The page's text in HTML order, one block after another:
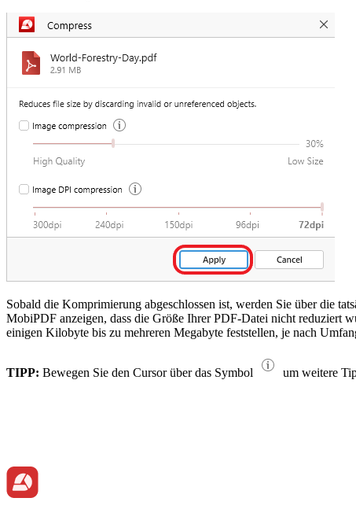
Sobald die Komprimierung abgeschlossen ist, werden Sie über die
MobiPDF anzeigen, dass die Größe Ihrer PDF-Datei nicht reduziert
einigen Kilobyte bis zu mehreren Megabyte feststellen, je nach
TIPP: Bewegen Sie den Cursor über das Symbol um weitere